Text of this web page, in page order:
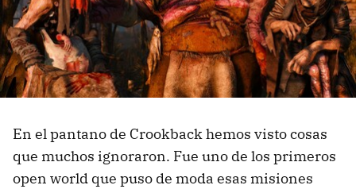
En el pantano de Crookback hemos visto cosas
que muchos ignoraron. Fue uno de los primeros
open world que puso de moda esas misiones